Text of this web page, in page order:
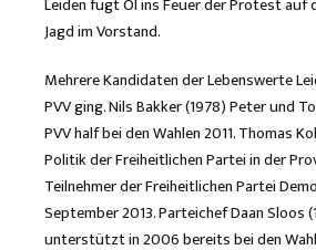
Jagd im Vorstand.
Mehrere Kandidaten der Lebenswerte
PVV ging. Nils Bakker (1978) Peter und
PVV half bei den Wahlen 2011. Thomas
Politik der Freiheitlichen Partei in der
Teilnehmer der Freiheitlichen Partei
September 2013. Parteichef Daan Sloos
unterstützt in 2006 bereits bei den